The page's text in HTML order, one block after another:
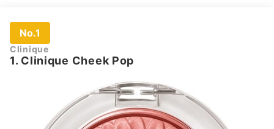
No.1
Clinique
1. Clinique Cheek Pop